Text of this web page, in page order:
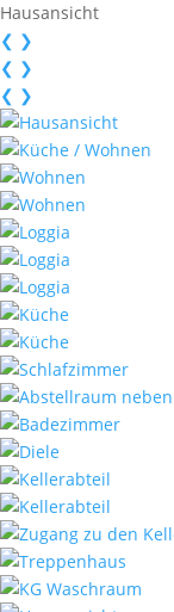
Hausansicht
❮ ❯
❮ ❯
❮ ❯